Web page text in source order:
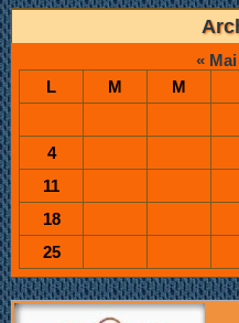
«
L
M M
4
11
18
25